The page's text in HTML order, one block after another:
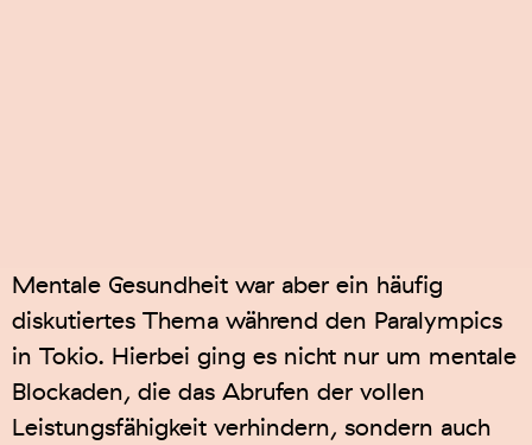
Mentale Gesundheit war aber ein häufig
diskutiertes Thema während den Paralympics
in Tokio. Hierbei ging es nicht nur um mentale
Blockaden, die das Abrufen der vollen
Leistungsfähigkeit verhindern, sondern auch